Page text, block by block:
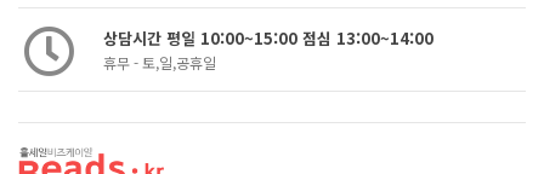
상담시간 평일 10:00~15:00 점심 13:00~14:00
휴무 - 토,일,공휴일